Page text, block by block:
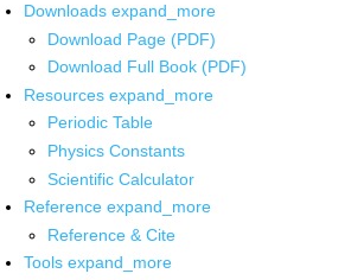
Downloads expand_more
Download Page (PDF)
Download Full Book (PDF)
Resources expand_more
Periodic Table
Physics Constants
Scientific Calculator
Reference expand_more
Reference & Cite
Tools expand_more